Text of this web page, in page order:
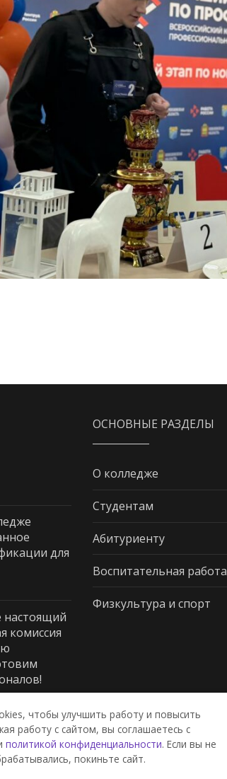
для
комиссия
ОСНОВНЫЕ РАЗДЕЛЫ
О колледже
Студентам
Абитуриенту
Воспитательная работа
Физкультура и спорт
и
чтобы улучшить работу и повысить
работу с сайтом, вы соглашаетесь с
политикой конфиденциальности. Если вы не
покиньте сайт.